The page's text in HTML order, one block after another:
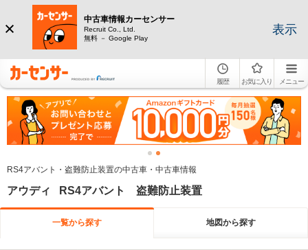
中古車情報カーセンサー
Recruit Co., Ltd.
無料 － Google Play
表示
履歴 お気に入り メニュー
RS4アバント・盗難防止装置の中古車・中古車情報
アウディ RS4アバント 盗難防止装置
一覧から探す 地図から探す